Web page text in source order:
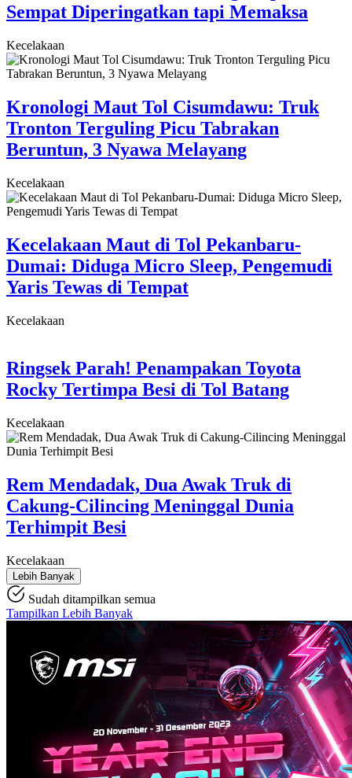
Sempat Diperingatkan tapi Memaksa
Kecelakaan
Kronologi Maut Tol Cisumdawu: Truk
Tronton Terguling Picu Tabrakan
Beruntun, 3 Nyawa Melayang
Kecelakaan
Kecelakaan Maut di Tol Pekanbaru-
Dumai: Diduga Micro Sleep, Pengemudi
Yaris Tewas di Tempat
Kecelakaan
Ringsek Parah! Penampakan Toyota
Rocky Tertimpa Besi di Tol Batang
Kecelakaan
Rem Mendadak, Dua Awak Truk di
Cakung-Cilincing Meninggal Dunia
Terhimpit Besi
Kecelakaan
Lebih Banyak
Sudah ditampilkan semua
Tampilkan Lebih Banyak